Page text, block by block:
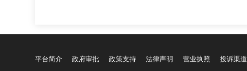
平台简介 政府审批 政策支持 法律声明 营业执照 投诉渠道